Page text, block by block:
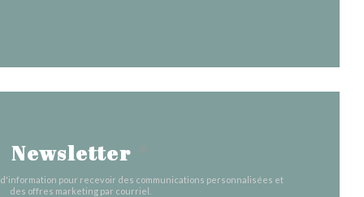
Newsletter
pour recevoir des communications personnalisées et
des offres marketing par courriel.